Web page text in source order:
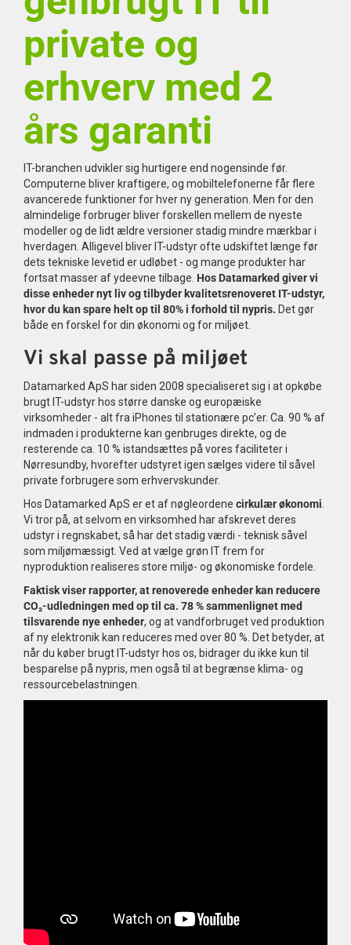
private og
erhverv med 2
års garanti
IT-branchen udvikler sig hurtigere end nogensinde før.
Computerne bliver kraftigere, og mobiltelefonerne får flere
avancerede funktioner for hver ny generation. Men for den
almindelige forbruger bliver forskellen mellem de nyeste
modeller og de lidt ældre versioner stadig mindre mærkbar i
hverdagen. Alligevel bliver IT-udstyr ofte udskiftet længe før
dets tekniske levetid er udløbet - og mange produkter har
fortsat masser af ydeevne tilbage. Hos Datamarked giver vi
disse enheder nyt liv og tilbyder kvalitetsrenoveret IT-udstyr,
hvor du kan spare helt op til 80% i forhold til nypris. Det gør
både en forskel for din økonomi og for miljøet.
Vi skal passe på miljøet
Datamarked ApS har siden 2008 specialiseret sig i at opkøbe
brugt IT-udstyr hos større danske og europæiske
virksomheder - alt fra iPhones til stationære pc’er. Ca. 90 % af
indmaden i produkterne kan genbruges direkte, og de
resterende ca. 10 % istandsættes på vores faciliteter i
Nørresundby, hvorefter udstyret igen sælges videre til såvel
private forbrugere som erhvervskunder.
Hos Datamarked ApS er et af nøgleordene cirkulær økonomi.
Vi tror på, at selvom en virksomhed har afskrevet deres
udstyr i regnskabet, så har det stadig værdi - teknisk såvel
som miljømæssigt. Ved at vælge grøn IT frem for
nyproduktion realiseres store miljø- og økonomiske fordele.
Faktisk viser rapporter, at renoverede enheder kan reducere
CO₂-udledningen med op til ca. 78 % sammenlignet med
tilsvarende nye enheder, og at vandforbruget ved produktion
af ny elektronik kan reduceres med over 80 %. Det betyder, at
når du køber brugt IT-udstyr hos os, bidrager du ikke kun til
besparelse på nypris, men også til at begrænse klima- og
ressourcebelastningen.